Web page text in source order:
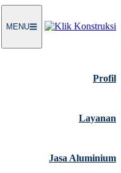
MENU
Profil
Layanan
Jasa Aluminium